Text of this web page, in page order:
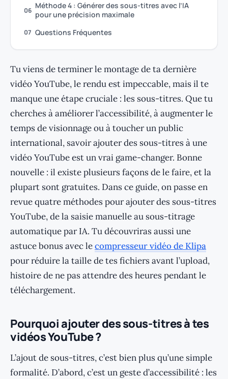
06 Méthode 4 : Générer des sous-titres avec l’IA
pour une précision maximale
07 Questions Fréquentes
Tu viens de terminer le montage de ta dernière
vidéo YouTube, le rendu est impeccable, mais il te
manque une étape cruciale : les sous-titres. Que tu
cherches à améliorer l’accessibilité, à augmenter le
temps de visionnage ou à toucher un public
international, savoir ajouter des sous-titres à une
vidéo YouTube est un vrai game-changer. Bonne
nouvelle : il existe plusieurs façons de le faire, et la
plupart sont gratuites. Dans ce guide, on passe en
revue quatre méthodes pour ajouter des sous-titres
YouTube, de la saisie manuelle au sous-titrage
automatique par IA. Tu découvriras aussi une
astuce bonus avec lecompresseur vidéo de Klipa
pour réduire la taille de tes fichiers avant l’upload,
histoire de ne pas attendre des heures pendant le
téléchargement.
Pourquoi ajouter des sous-titres à tes
vidéos YouTube ?
L’ajout de sous-titres, c’est bien plus qu’une simple
formalité. D’abord, c’est un geste d’accessibilité : les